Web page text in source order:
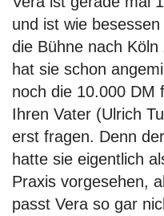
und ist wie
die Bühne nach
hat sie schon
noch die 10.000 DM
Ihren Vater (Ulrich
erst fragen. Denn
hatte sie eigentlich
Praxis vorgesehen,
passt Vera so gar